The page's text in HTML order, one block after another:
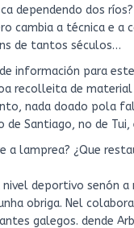
dependendo dos ríos?
cambia a técnica e a
de tantos séculos…
información para
recolleita de
nada doado pola
de Santiago, no de
a lamprea? ¿Que
nivel deportivo senón
obriga. Nel
galegos. dende